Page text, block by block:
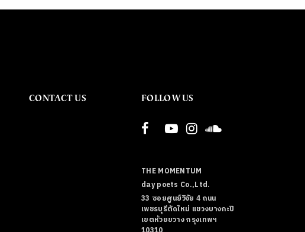
CONTACT US FOLLOW US
THE MOMENTUM
day poets Co.,Ltd.
33 ซอยศูนย์วิจัย 4 ถนน
เพชรบุรีตัดใหม่ แขวงบางกะปิ
เขตห้วยขวาง กรุงเทพฯ